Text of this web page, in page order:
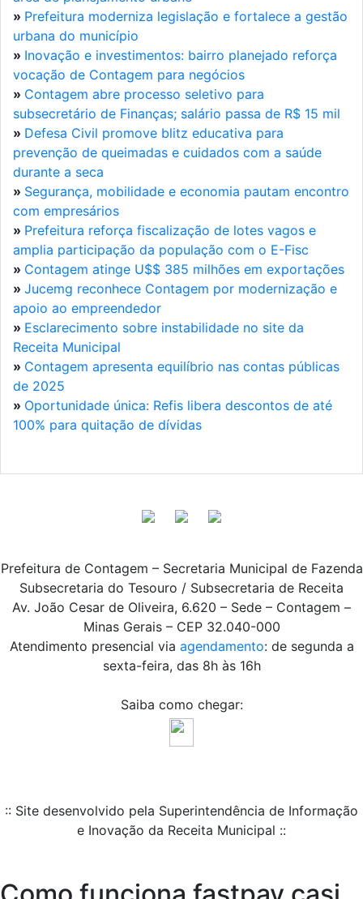
» Prefeitura moderniza legislação e fortalece a gestão
urbana do município
» Inovação e investimentos: bairro planejado reforça
vocação de Contagem para negócios
» Contagem abre processo seletivo para
subsecretário de Finanças; salário passa de R$ 15 mil
» Defesa Civil promove blitz educativa para
prevenção de queimadas e cuidados com a saúde
durante a seca
» Segurança, mobilidade e economia pautam encontro
com empresários
» Prefeitura reforça fiscalização de lotes vagos e
amplia participação da população com o E-Fisc
» Contagem atinge U$$ 385 milhões em exportações
» Jucemg reconhece Contagem por modernização e
apoio ao empreendedor
» Esclarecimento sobre instabilidade no site da
Receita Municipal
» Contagem apresenta equilíbrio nas contas públicas
de 2025
» Oportunidade única: Refis libera descontos de até
100% para quitação de dívidas
Prefeitura de Contagem – Secretaria Municipal de Fazenda
Subsecretaria do Tesouro / Subsecretaria de Receita
Av. João Cesar de Oliveira, 6.620 – Sede – Contagem –
Minas Gerais – CEP 32.040-000
Atendimento presencial via agendamento: de segunda a
sexta-feira, das 8h às 16h
Saiba como chegar:
:: Site desenvolvido pela Superintendência de Informação
e Inovação da Receita Municipal ::